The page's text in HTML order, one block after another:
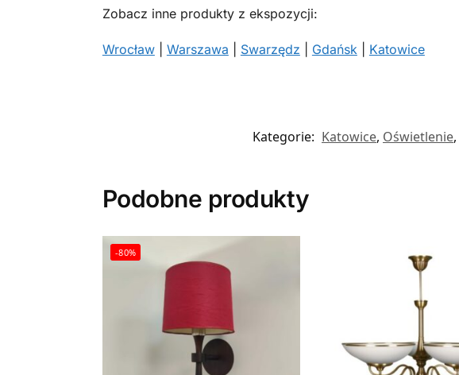
Zobacz inne produkty z ekspozycji:
Wrocław| Warszawa Swarzędz Gdańsk Katowice
Kategorie: Katowice, Oświetlenie,
Podobne produkty
-80%